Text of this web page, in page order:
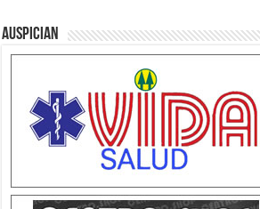
Auspician